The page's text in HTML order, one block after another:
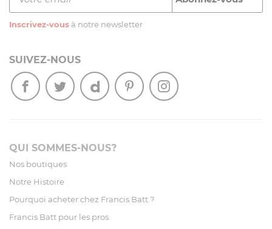
Inscrivez-vous à notre newsletter
SUIVEZ-NOUS
QUI SOMMES-NOUS?
Nos boutiques
Notre Histoire
Pourquoi acheter chez Francis Batt ?
Francis Batt pour les pros